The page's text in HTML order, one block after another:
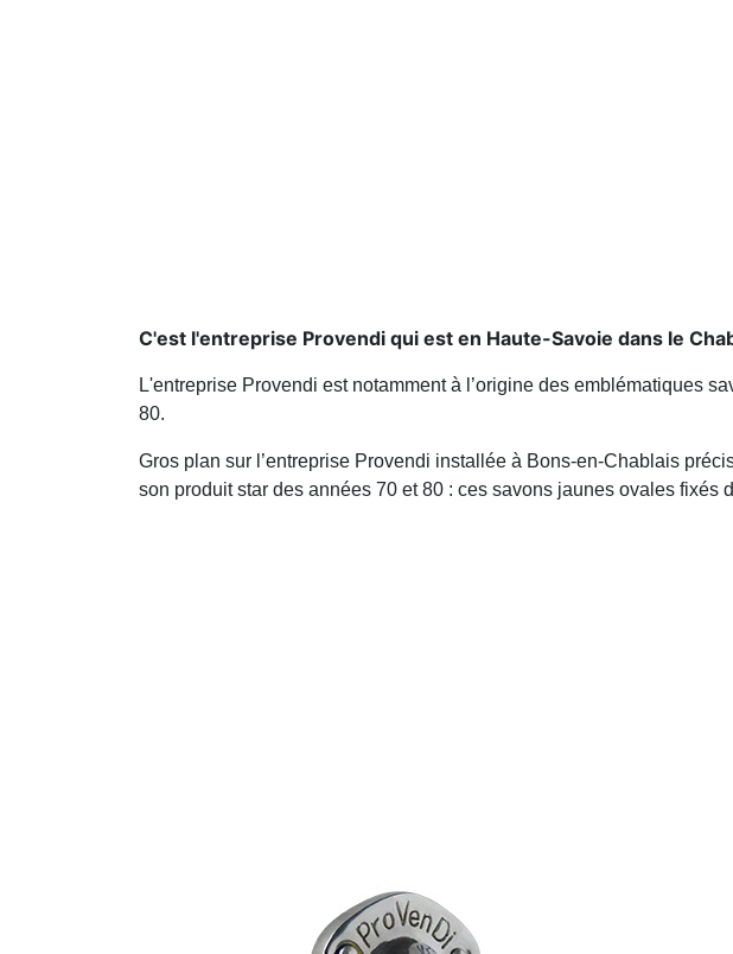
C'est l'entreprise Provendi qui est en Haute-Savoie dans le
L'entreprise Provendi est notamment à l’origine des emblématiques
80.
Gros plan sur l’entreprise Provendi installée à Bons-en-Chablais
son produit star des années 70 et 80 : ces savons jaunes ovales fixés